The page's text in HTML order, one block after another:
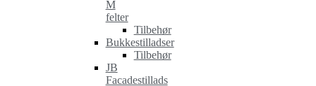
M
felter
Tilbehør
Bukkestilladser
Tilbehør
JB
Facadestillads